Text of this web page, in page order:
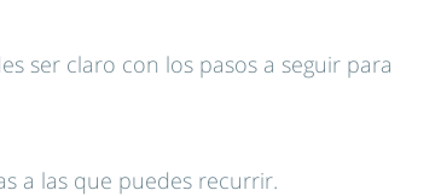
ser claro con los pasos a seguir para
a las que puedes recurrir.